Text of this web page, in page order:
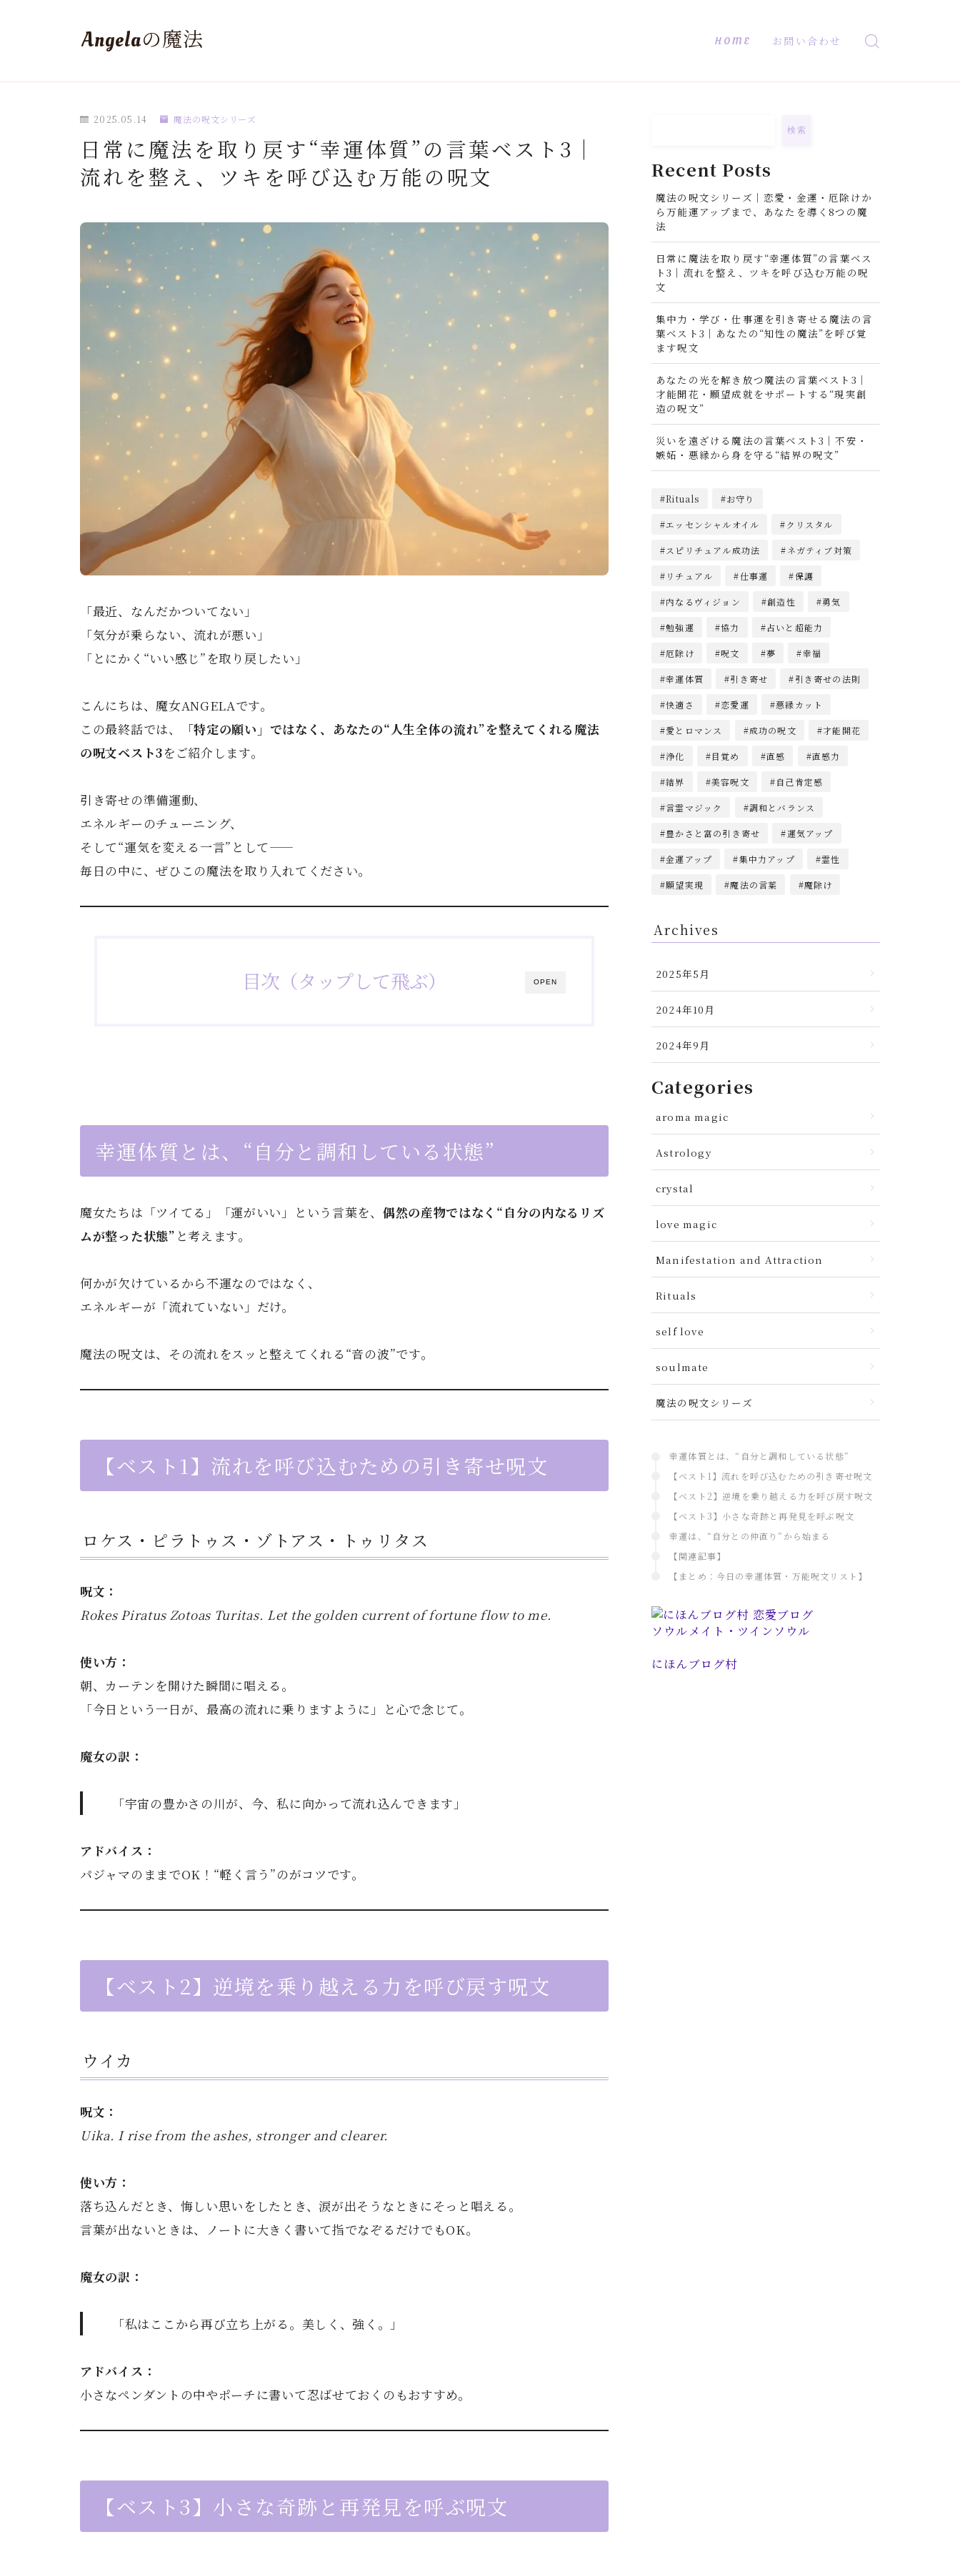
Angelaの魔法 HOME お問い合わせ
2025.05.14 魔法の呪文シリーズ
日常に魔法を取り戻す“幸運体質”の言葉ベスト3｜
流れを整え、ツキを呼び込む万能の呪文
「最近、なんだかついてない」
「気分が乗らない、流れが悪い」
「とにかく“いい感じ”を取り戻したい」
こんにちは、魔女ANGELAです。
この最終話では、
「特定の願い」ではなく、あなたの“人生全体の流れ”を整えてくれる魔法
の呪文ベスト3をご紹介します。
引き寄せの準備運動、
エネルギーのチューニング、
そして“運気を変える一言”として――
毎日の中に、ぜひこの魔法を取り入れてください。
OPEN
目次（タップして飛ぶ）
幸運体質とは、“自分と調和している状態”
魔女たちは「ツイてる」「運がいい」という言葉を、 偶然の産物ではなく“自分の内なるリズ
ムが整った状態” と考えます。
何かが欠けているから不運なのではなく、
エネルギーが「流れていない」だけ。
魔法の呪文は、その流れをスッと整えてくれる“音の波”です。
【ベスト1】流れを呼び込むための引き寄せ呪文
ロケス・ピラトゥス・ゾトアス・トゥリタス
呪文：
Rokes Piratus Zotoas Turitas. Let the golden current of fortune flow to me.
使い方：
朝、カーテンを開けた瞬間に唱える。
「今日という一日が、最高の流れに乗りますように」と心で念じて。
魔女の訳：
「宇宙の豊かさの川が、今、私に向かって流れ込んできます」
アドバイス：
パジャマのままでOK！“軽く言う”のがコツです。
【ベスト2】逆境を乗り越える力を呼び戻す呪文
ウイカ
呪文：
Uika. I rise from the ashes, stronger and clearer.
使い方：
落ち込んだとき、悔しい思いをしたとき、涙が出そうなときにそっと唱える。
言葉が出ないときは、ノートに大きく書いて指でなぞるだけでもOK。
魔女の訳：
「私はここから再び立ち上がる。美しく、強く。」
アドバイス：
小さなペンダントの中やポーチに書いて忍ばせておくのもおすすめ。
【ベスト3】小さな奇跡と再発見を呼ぶ呪文
検索
Recent Posts
魔法の呪文シリーズ｜恋愛・金運・厄除けか
ら万能運アップまで、あなたを導く8つの魔
法
日常に魔法を取り戻す“幸運体質”の言葉ベス
ト3｜流れを整え、ツキを呼び込む万能の呪
文
集中力・学び・仕事運を引き寄せる魔法の言
葉ベスト3｜あなたの“知性の魔法”を呼び覚
ます呪文
あなたの光を解き放つ魔法の言葉ベスト3｜
才能開花・願望成就をサポートする“現実創
造の呪文”
災いを遠ざける魔法の言葉ベスト3｜不安・
嫉妬・悪縁から身を守る“結界の呪文”
Rituals お守り
エッセンシャルオイル クリスタル
スピリチュアル成功法 ネガティブ対策
リチュアル 仕事運 保護
内なるヴィジョン 創造性 勇気
勉強運 協力 占いと超能力
厄除け 呪文 夢 幸福
幸運体質 引き寄せ 引き寄せの法則
快適さ 恋愛運 悪縁カット
愛とロマンス 成功の呪文 才能開花
浄化 目覚め 直感 直感力
結界 美容呪文 自己肯定感
言霊マジック 調和とバランス
豊かさと富の引き寄せ 運気アップ
金運アップ 集中力アップ 霊性
願望実現 魔法の言葉 魔除け
Archives
2025年5月
2024年10月
2024年9月
Categories
aroma magic
Astrology
crystal
love magic
Manifestation and Attraction
Rituals
self love
soulmate
魔法の呪文シリーズ
幸運体質とは、“自分と調和している状態”
【ベスト1】流れを呼び込むための引き寄せ呪文
【ベスト2】逆境を乗り越える力を呼び戻す呪文
【ベスト3】小さな奇跡と再発見を呼ぶ呪文
幸運は、“自分との仲直り”から始まる
【関連記事】
【まとめ：今日の幸運体質・万能呪文リスト】
にほんブログ村